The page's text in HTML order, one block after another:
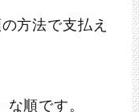
方法で支払え
順です。